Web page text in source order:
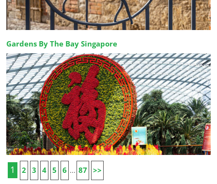
Gardens By The Bay Singapore
1 2 3 4 5 6 ... 87 >>